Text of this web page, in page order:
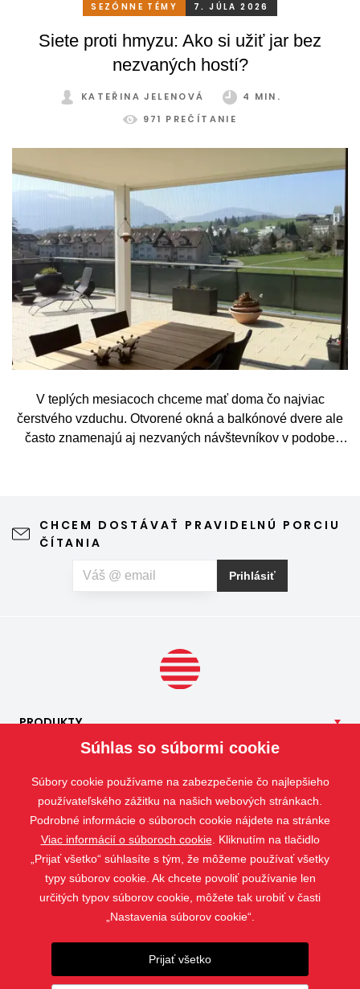
stačí relatívne málo. So správnym, praktickým a šikovným
pohodlne a bez obmedzení po celý rok.
SEZÓNNE TÉMY 7. JÚLA 2026
Siete proti hmyzu: Ako si užiť jar bez
nezvaných hostí?
KATEŘINA JELENOVÁ
4 MIN.
971 PREČÍTANIE
V teplých mesiacoch chceme mať doma čo najviac
čerstvého vzduchu. Otvorené okná a balkónové dvere ale
často znamenajú aj nezvaných návštevníkov v podobe
leto naplno. Kvalitná sieťka na hmyz zároveň nijako neruší
výhľad z okna ani vzhľad domu, vyžaduje len minimálnu
vás okrem hmyzu trápia aj peľové alergie, môžete zvoliť
špeciálnu sieť proti peľu, ktorá pomáha obmedziť
CHCEM DOSTÁVAŤ PRAVIDELNÚ PORCIU
ČÍTANIA
Prihlásiť
PRODUKTY
SLUŽBY
ISOTRA
KONTAKT
Súhlas so súbormi cookie
Súbory cookie používame na zabezpečenie čo najlepšieho
používateľského zážitku na našich webových stránkach.
Podrobné informácie o súboroch cookie nájdete na stránke
Viac informácií o súboroch cookie. Kliknutím na tlačidlo
„Prijať všetko“ súhlasíte s tým, že môžeme používať všetky
typy súborov cookie. Ak chcete povoliť používanie len
určitých typov súborov cookie, môžete tak urobiť v časti
„Nastavenia súborov cookie“.
Prijať všetko